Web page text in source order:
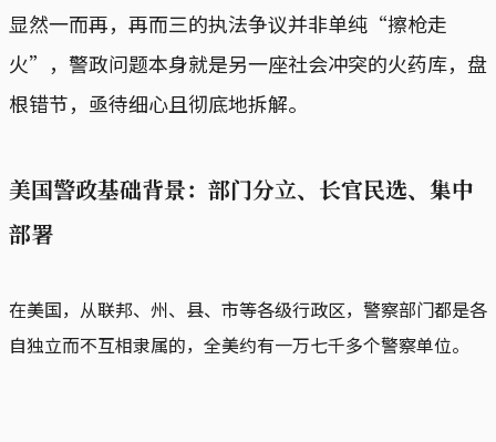
显然一而再，再而三的执法争议并非单纯“擦枪走
火”，警政问题本身就是另一座社会冲突的火药库，盘
根错节，亟待细心且彻底地拆解。
美国警政基础背景：部门分立、长官民选、集中
部署
在美国，从联邦、州、县、市等各级行政区，警察部门都是各
自独立而不互相隶属的，全美约有一万七千多个警察单位。